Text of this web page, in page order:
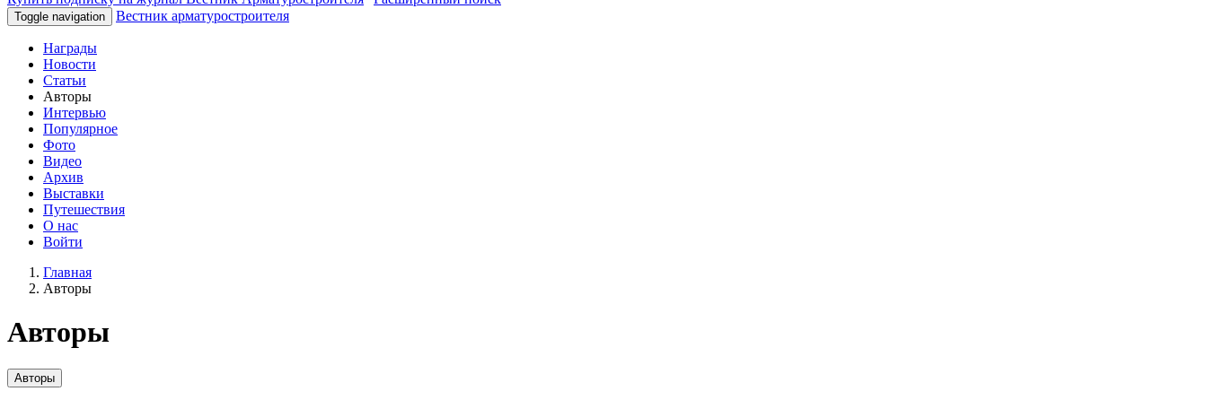
Toggle navigation Вестник арматуростроителя
Награды
Новости
Статьи
Авторы
Интервью
Популярное
Фото
Видео
Архив
Выставки
Путешествия
О нас
Войти
Главная
Авторы
Авторы
Авторы